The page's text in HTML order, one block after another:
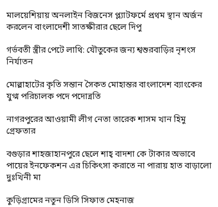
মালয়েশিয়ায় অনলাইন বিজনেস প্ল্যাটফর্মে প্রথম স্থান অর্জন
করলেন বাংলাদেশী সাতক্ষীরার ছেলে দিপু
গর্ভবতী স্ত্রীর পেটে লাথি: যৌতুকের জন্য শ্বশুরবাড়ির নৃশংস
নির্যাতন
মোল্লাহাটের কৃতি সন্তান সৈকত মোহান্তর বাংলাদেশ ব্যাংকের
যুগ্ম পরিচালক পদে পদোন্নতি
নাগরপুরের আওয়ামী লীগ নেতা তারেক শাসম খান হিমু
গ্রেফতার
বগুড়ার শাহজাহানপুরে ছেলে শাহ্ বাদশা কে টাকার অভাবে
পায়ের ইনফেকশন এর চিকিৎসা করাতে না পারায় হাত বাড়ালো
দুঃখিনী মা
কুড়িগ্রামের নতুন ডিসি সিফাত মেহনাজ